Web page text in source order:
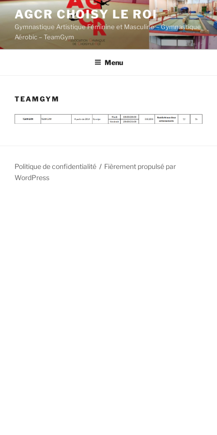
Aller
au
contenu
principal
AGCR CHOISY LE ROI
Gymnastique Artistique Féminine et Masculine – Gymnastique
Aérobic – TeamGym
Menu
TEAMGYM
Politique de confidentialité
Fièrement propulsé par
WordPress